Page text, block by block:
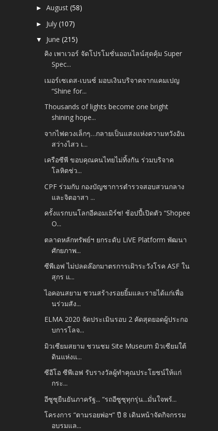
►August(58)
► July(107)
▼ June(215)
คิง เพาเวอร์ จัดโปรโมชั่นออนไลน์สุดคุ้ม Super
Spec...
เมอร์เซเดส-เบนซ์ มอบเงินบริจาคจากแคมเปญ
“Shine for...
Thousands of lights become one bright
shining hope...
จากไฟดวงเล็กๆ…กลายเป็นแสงแห่งความหวังอัน
สว่างไสว เ...
เครือซีพี ขอบคุณคนไทยไม่ทิ้งกัน ร่วมบริจาค
โลหิตช่ว...
CPF ร่วมกับ กองบัญชาการตำรวจสอบสวนกลาง
และจิตอาสา ...
ครั้งแรกบนโลกอีคอมเมิร์ซ! ช้อปปี้เปิดตัว “Shopee
O...
ตลาดหลักทรัพย์ฯ ยกระดับ LiVE Platform พัฒนา
ศักยภาพ...
ซีพีเอฟ ไม่ปลดล๊อกมาตรการเฝ้าระวังโรค ASF ใน
สุกร แ...
ไอคอนสยาม ชวนสร้างรอยยิ้มและรายได้แก่เพื่อ
นร่วมสัง...
ELMA 2020 จัดประเมินรอบ 2 คัดสุดยอดผู้ประกอ
บการโลจ...
มิวเซียมสยาม ชวนชม Site Museum มิวเซียมใต้
ดินแห่งแ...
ซีอีโอ ซีพีเอฟ รับรางวัลผู้ทำคุณประโยชน์ให้แก่
กระ...
อีซูซุยืนยันภาครัฐ... “รถอีซูซุทุกรุ่น...มั่นใจพร้...
โครงการ “ตามรอยพ่อฯ” ปี 8 เดินหน้าจัดกิจกรรม
อบรมแล...